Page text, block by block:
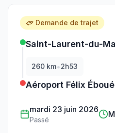
Demande de trajet
Saint-Laurent-du-
260 km•2h53
Aéroport Félix Éboué
mardi 23 juin 2026
Passé